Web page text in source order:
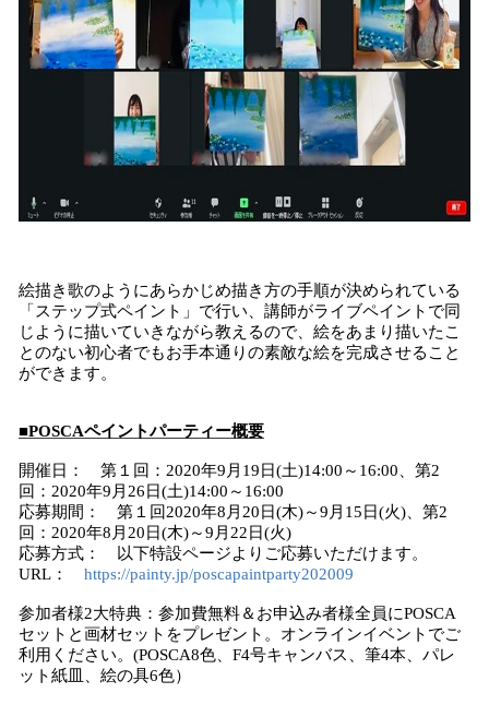
絵描き歌のようにあらかじめ描き方の手順が決められている
「ステップ式ペイント」で行い、講師がライブペイントで同
じように描いていきながら教えるので、絵をあまり描いたこ
とのない初心者でもお手本通りの素敵な絵を完成させること
ができます。
■POSCAペイントパーティー概要
開催日： 第１回：2020年9月19日(土)14:00～16:00、第2
回：2020年9月26日(土)14:00～16:00
応募期間： 第１回2020年8月20日(木)～9月15日(火)、第2
回：2020年8月20日(木)～9月22日(火)
応募方式： 以下特設ページよりご応募いただけます。
URL： https://painty.jp/poscapaintparty202009
参加者様2大特典：参加費無料＆お申込み者様全員にPOSCA
セットと画材セットをプレゼント。オンラインイベントでご
利用ください。(POSCA8色、F4号キャンバス、筆4本、パレ
ット紙皿、絵の具6色）